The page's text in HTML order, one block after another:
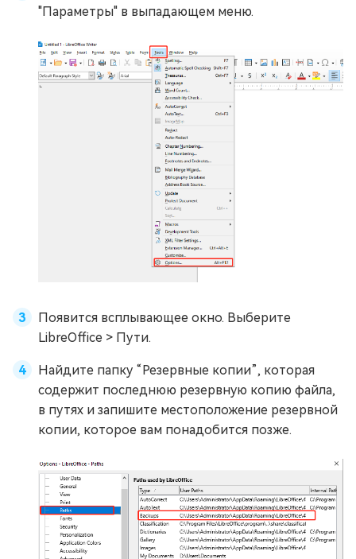
"Параметры" в выпадающем меню.
Появится всплывающее окно. Выберите
LibreOffice > Пути.
Найдите папку “Резервные копии”, которая
содержит последнюю резервную копию файла,
в путях и запишите местоположение резервной
копии, которое вам понадобится позже.